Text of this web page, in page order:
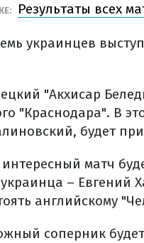
Результаты всех
украинцев
"Акхисар
"Краснодара". В
будет
матч
украинца – Евгений
английскому
соперник